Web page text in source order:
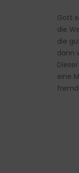
Gott
die
die
dann
eine